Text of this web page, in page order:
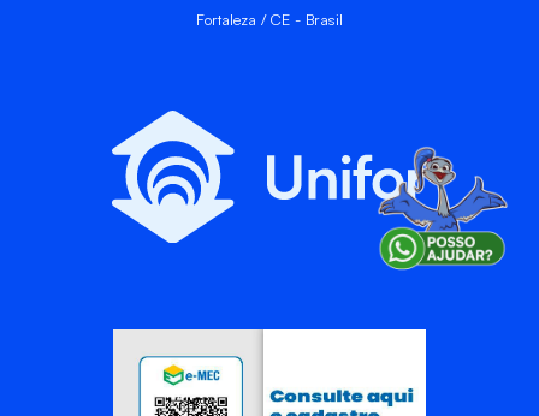
Fortaleza / CE - Brasil